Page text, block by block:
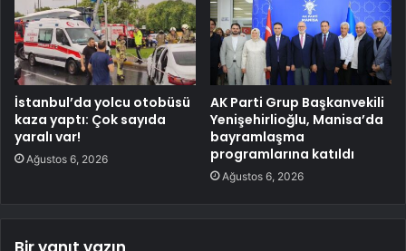
İstanbul’da yolcu otobüsü
kaza yaptı: Çok sayıda
yaralı var!
Ağustos 6, 2026
AK Parti Grup Başkanvekili
Yenişehirlioğlu, Manisa’da
bayramlaşma
programlarına katıldı
Ağustos 6, 2026